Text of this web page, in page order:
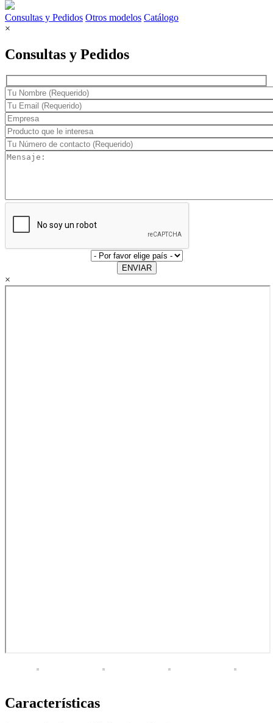
Consultas y Pedidos Otros modelos Catálogo
×
Consultas y Pedidos
ENVIAR
×
Características